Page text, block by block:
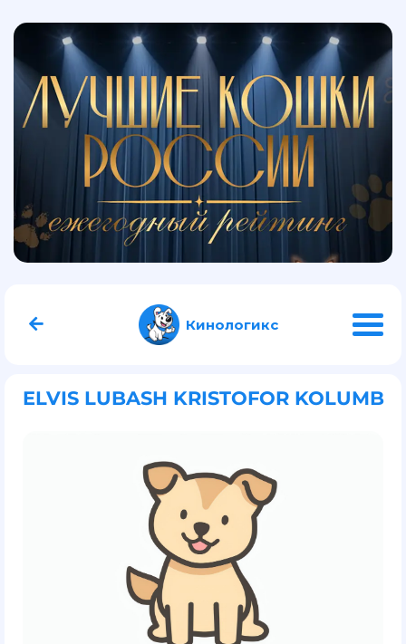
Кинологикс
ELVIS LUBASH KRISTOFOR KOLUMB